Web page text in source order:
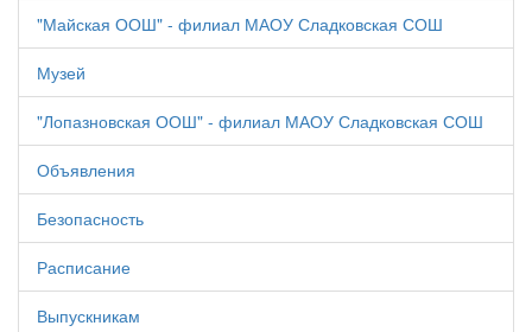
"Майская ООШ" - филиал МАОУ Сладковская СОШ
Музей
"Лопазновская ООШ" - филиал МАОУ Сладковская СОШ
Объявления
Безопасность
Расписание
Выпускникам